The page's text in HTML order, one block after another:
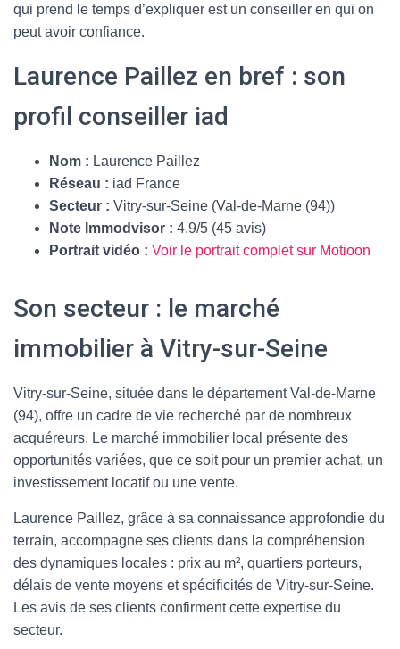
qui prend le temps d’expliquer est un conseiller en qui on
peut avoir confiance.
Laurence Paillez en bref : son
profil conseiller iad
Nom : Laurence Paillez
Réseau : iad France
Secteur : Vitry-sur-Seine (Val-de-Marne (94))
Note Immodvisor : 4.9/5 (45 avis)
Portrait vidéo : Voir le portrait complet sur Motioon
Son secteur : le marché
immobilier à Vitry-sur-Seine
Vitry-sur-Seine, située dans le département Val-de-Marne
(94), offre un cadre de vie recherché par de nombreux
acquéreurs. Le marché immobilier local présente des
opportunités variées, que ce soit pour un premier achat, un
investissement locatif ou une vente.
Laurence Paillez, grâce à sa connaissance approfondie du
terrain, accompagne ses clients dans la compréhension
des dynamiques locales : prix au m², quartiers porteurs,
délais de vente moyens et spécificités de Vitry-sur-Seine.
Les avis de ses clients confirment cette expertise du
secteur.